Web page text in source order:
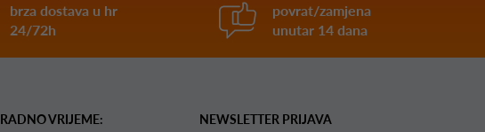
brza dostava u hr
24/72h
povrat/zamjena
unutar 14 dana
RADNO VRIJEME:
NEWSLETTER PRIJAVA